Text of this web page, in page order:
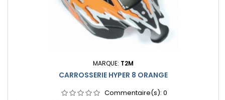
MARQUE: T2M
CARROSSERIE HYPER 8 ORANGE
Commentaire(s): 0